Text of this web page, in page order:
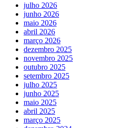
julho 2026
junho 2026
maio 2026
abril 2026
março 2026
dezembro 2025
novembro 2025
outubro 2025
setembro 2025
julho 2025
junho 2025
maio 2025
abril 2025
março 2025